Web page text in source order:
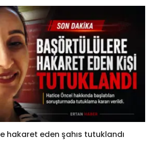
hakaret eden şahıs tutuklandı